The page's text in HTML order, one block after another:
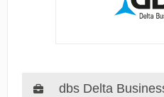
dbs Delta